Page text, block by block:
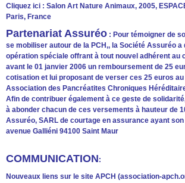
Cliquez ici : Salon Art Nature Animaux, 2005,
Paris, France
Partenariat Assuréo : Pour témoigner de
se mobiliser autour de la PCH,, la Société Assuréo a
opération spéciale offrant à tout nouvel adhérent au
avant le 01 janvier 2006 un remboursement de 25
cotisation et lui proposant de verser ces 25 euros au
Association des Pancréatites Chroniques
Afin de contribuer également à ce geste de
à abonder chacun de ces versements à hauteur de
Assuréo, SARL de courtage en assurance ayant
avenue Galliéni 94100 Saint Maur
COMMUNICATION:
Nouveaux liens sur le site APCH (association-